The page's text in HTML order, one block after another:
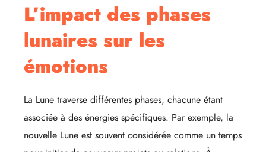
L’impact des phases
lunaires sur les
émotions
La Lune traverse différentes phases, chacune étant
associée à des énergies spécifiques. Par exemple, la
nouvelle Lune est souvent considérée comme un temps